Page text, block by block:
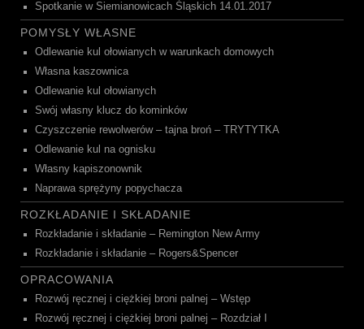
Spotkanie w Siemianowicach Śląskich 14.01.2017
POMYSŁY WŁASNE
Odlewanie kul ołowianych w warunkach domowych
Własna kaszownica
Odlewanie kul ołowianych
Swój własny klucz do kominków
Czyszczenie rewolwerów – tajna broń – TRYTYTKA
Odlewanie kul na ognisku
Własny kapiszonownik
Naprawa sprężyny popychacza
ROZKŁADANIE I SKŁADANIE
Rozkładanie i składanie – Remington New Army
Rozkładanie i składanie – Rogers&Spencer
OPRACOWANIA
Rozwój ręcznej i ciężkiej broni palnej – Wstęp
Rozwój ręcznej i ciężkiej broni palnej – Rozdział I